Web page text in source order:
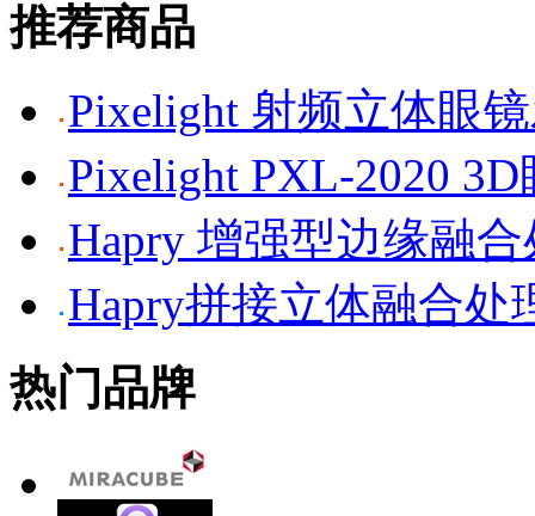
推荐商品
Pixelight 射频立体眼
Pixelight PXL-2020 3D
Hapry 增强型边缘融
Hapry拼接立体融合处
热门品牌